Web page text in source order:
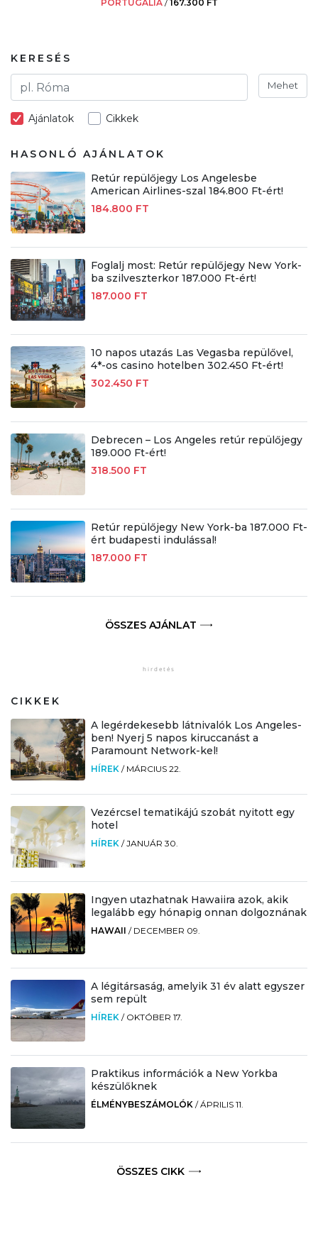
PORTUGÁLIA / 167.300 FT
KERESÉS
Mehet
Ajánlatok Cikkek
HASONLÓ AJÁNLATOK
Retúr repülőjegy Los Angelesbe
American Airlines-szal 184.800 Ft-ért!
184.800 FT
Foglalj most: Retúr repülőjegy New York-
ba szilveszterkor 187.000 Ft-ért!
187.000 FT
10 napos utazás Las Vegasba repülővel,
4*-os casino hotelben 302.450 Ft-ért!
302.450 FT
Debrecen – Los Angeles retúr repülőjegy
189.000 Ft-ért!
318.500 FT
Retúr repülőjegy New York-ba 187.000 Ft-
ért budapesti indulással!
187.000 FT
ÖSSZES AJÁNLAT
CIKKEK
A legérdekesebb látnivalók Los Angeles-
ben! Nyerj 5 napos kiruccanást a
Paramount Network-kel!
HÍREK / MÁRCIUS 22.
Vezércsel tematikájú szobát nyitott egy
hotel
HÍREK /JANUÁR 30.
Ingyen utazhatnak Hawaiira azok, akik
legalább egy hónapig onnan dolgoznának
HAWAII / DECEMBER 09.
A légitársaság, amelyik 31 év alatt egyszer
sem repült
HÍREK / OKTÓBER 17.
Praktikus információk a New Yorkba
készülőknek
ÉLMÉNYBESZÁMOLÓK /ÁPRILIS 11.
ÖSSZES CIKK